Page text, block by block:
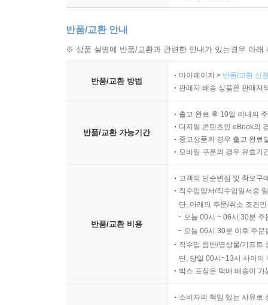
내년 축제를 더 잘 즐기기 위한 기록
반품/교환 안내
※ 상품 설명에 반품/교환과 관련한 안내가 있는경우 아
반품/교환 방법
마이페이지 > 반품/교환 신
판매자 배송 상품은 판매자
반품/교환 가능기간
출고 완료 후 10일 이내의
디지털 콘텐츠인 eBook의
중고상품의 경우 출고 완료
모바일 쿠폰의 경우 유효기
반품/교환 비용
고객의 단순변심 및 착오구
직수입양서/직수입일서중
단, 아래의 주문/취소 조건
오늘 00시 ~ 06시 30분
오늘 06시 30분 이후 주
직수입 음반/영상물/기프트
단, 당일 00시~13시 사이의
박스 포장은 택배 배송이
소비자의 책임 있는 사유로